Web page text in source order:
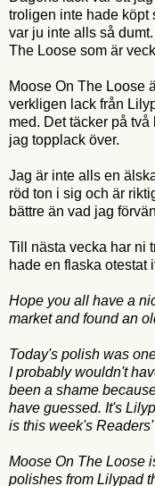
troligen inte hade köpt
var ju inte alls så
The Loose som är
Moose On The Loose
verkligen lack från
med. Det täcker på
jag topplack över.
Jag är inte alls en
röd ton i sig och är
bättre än vad jag
Till nästa vecka har ni
hade en flaska otestat
Hope you all have a
market and found an
Today's polish was
I probably wouldn't
been a shame
have guessed. It's
is this week's
Moose On The Loose
polishes from Lilypad